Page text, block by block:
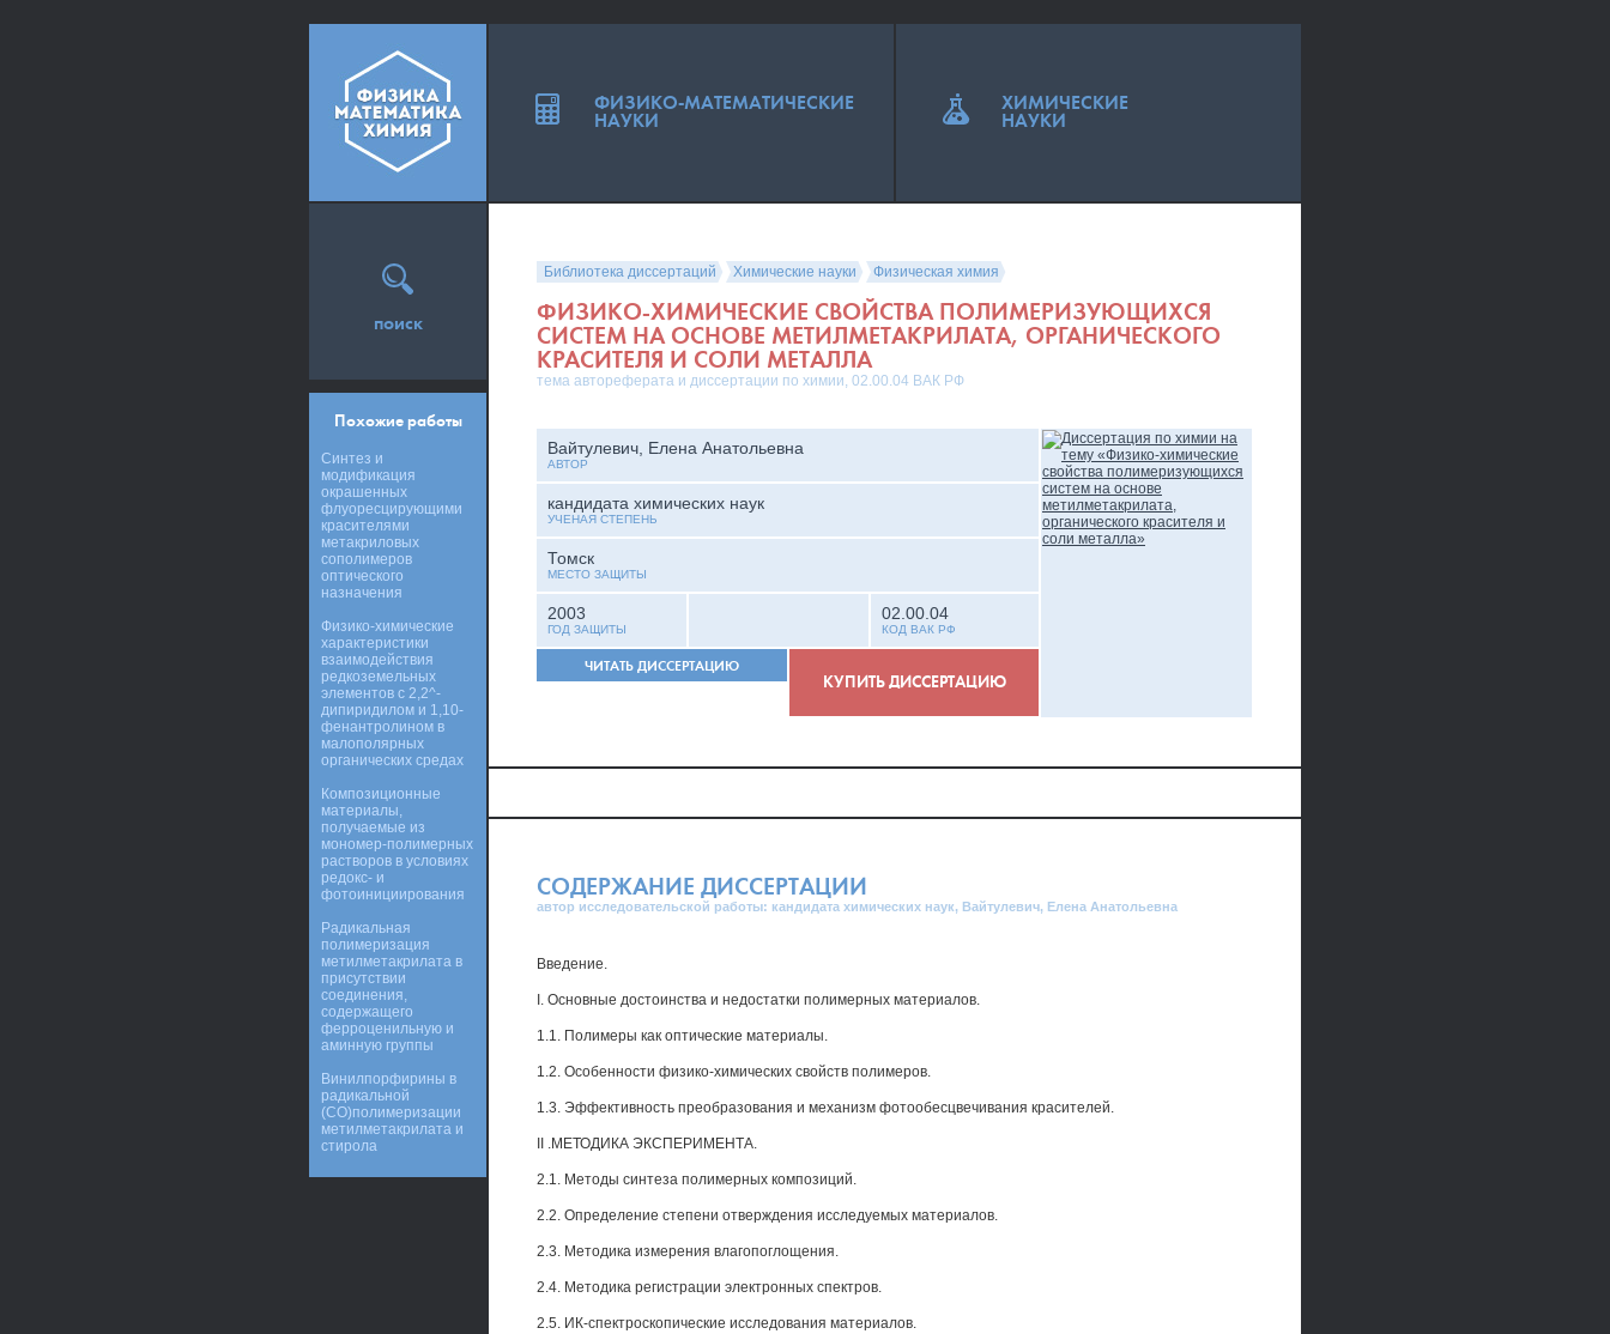
Библиотека диссертаций Химические науки Физическая химия
ФИЗИКО-ХИМИЧЕСКИЕ СВОЙСТВА ПОЛИМЕРИЗУЮЩИХСЯ
СИСТЕМ НА ОСНОВЕ МЕТИЛМЕТАКРИЛАТА, ОРГАНИЧЕСКОГО
КРАСИТЕЛЯ И СОЛИ МЕТАЛЛА
тема автореферата и диссертации по химии, 02.00.04 ВАК РФ
Вайтулевич, Елена Анатольевна
АВТОР
кандидата химических наук
УЧЕНАЯ СТЕПЕНЬ
Томск
МЕСТО ЗАЩИТЫ
2003
ГОД ЗАЩИТЫ
02.00.04
КОД ВАК РФ
ЧИТАТЬ ДИССЕРТАЦИЮ
КУПИТЬ ДИССЕРТАЦИЮ
СОДЕРЖАНИЕ ДИССЕРТАЦИИ
автор исследовательской работы: кандидата химических наук, Вайтулевич, Елена Анатольевна
Введение.
I. Основные достоинства и недостатки полимерных материалов.
1.1. Полимеры как оптические материалы.
1.2. Особенности физико-химических свойств полимеров.
1.3. Эффективность преобразования и механизм фотообесцвечивания красителей.
II .МЕТОДИКА ЭКСПЕРИМЕНТА.
2.1. Методы синтеза полимерных композиций.
2.2. Определение степени отверждения исследуемых материалов.
2.3. Методика измерения влагопоглощения.
2.4. Методика регистрации электронных спектров.
2.5. ИК-спектроскопические исследования материалов.
поиск
Похожие работы
Синтез и
модификация
окрашенных
флуоресцирующими
красителями
метакриловых
сополимеров
оптического
назначения
Физико-химические
характеристики
взаимодействия
редкоземельных
элементов с 2,2^-
дипиридилом и 1,10-
фенантролином в
малополярных
органических средах
Композиционные
материалы,
получаемые из
мономер-полимерных
растворов в условиях
редокс- и
фотоинициирования
Радикальная
полимеризация
метилметакрилата в
присутствии
соединения,
содержащего
ферроценильную и
аминную группы
Винилпорфирины в
радикальной
(CO)полимеризации
метилметакрилата и
стирола
ФИЗИКО-МАТЕМАТИЧЕСКИЕ
НАУКИ
ХИМИЧЕСКИЕ
НАУКИ